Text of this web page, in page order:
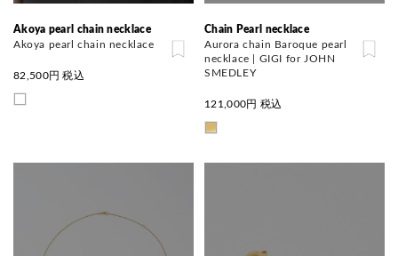
Akoya pearl chain necklace
Akoya pearl chain necklace
82,500円 税込
Chain Pearl necklace
Aurora chain Baroque pearl
necklace | GIGI for JOHN
SMEDLEY
121,000円 税込